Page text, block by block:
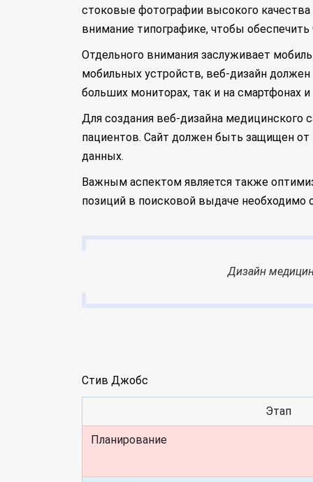
стоковые фотографии высокого
внимание типографике, чтобы
Отдельного внимания заслуживает
мобильных устройств, веб-дизайн
больших мониторах, так и на смартфонах
Для создания веб-дизайна медицинского
пациентов. Сайт должен быть защищен от
данных.
Важным аспектом является также
позиций в поисковой выдаче необходимо
Дизайн
Стив Джобс
Этап
Планирование